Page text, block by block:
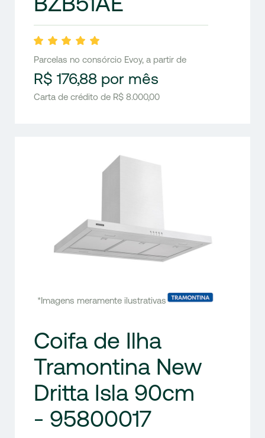
Parcelas no consórcio Evoy, a partir de
R$ 176,88 por mês
Carta de crédito de R$ 8.000,00
*Imagens meramente ilustrativas
Coifa de Ilha
Tramontina New
Dritta Isla 90cm
- 95800017